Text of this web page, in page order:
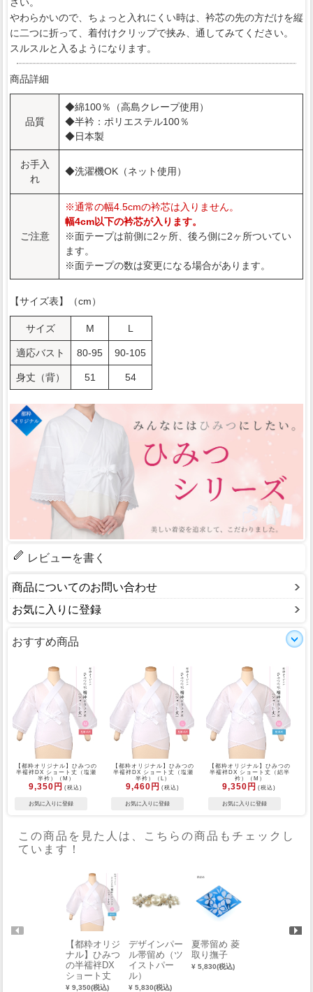
やわらかいので、ちょっと入れにくい時は、衿芯の先の方だけを縦
に二つに折って、着付けクリップで挟み、通してみてください。
スルスルと入るようになります。
商品詳細
品質
◆綿100％（高島クレープ使用）
◆半衿：ポリエステル100％
◆日本製
お手入
れ
◆洗濯機OK（ネット使用）
ご注意
※通常の幅4.5cmの衿芯は入りません。
幅4cm以下の衿芯が入ります。
※面テープは前側に2ヶ所、後ろ側に2ヶ所ついてい
ます。
※面テープの数は変更になる場合があります。
【サイズ表】（cm）
サイズ M L
適応バスト 80-95 90-105
身丈（背） 51 54
レビューを書く
商品についてのお問い合わせ
お気に入りに登録
おすすめ商品
【都粋オリジナル】ひみつの
半襦袢DX ショート丈（塩瀬
半衿）（M）
9,350円 (税込)
【都粋オリジナル】ひみつの
半襦袢DX ショート丈（塩瀬
半衿）（L）
9,460円 (税込)
【都粋オリジナル】ひみつの
半襦袢DX ショート丈（絽半
衿）（M）
9,350円 (税込)
この商品を見た人は、こちらの商品もチェックし
ています！
【都粋オリジ
ナル】ひみつ
の半襦袢DX
ショート丈
（絽半衿）
¥ 9,350(税込)
デザインパー
ル帯留め（ツ
イストパー
ル）
¥ 5,830(税込)
夏帯留め 菱
取り撫子
¥ 5,830(税込)